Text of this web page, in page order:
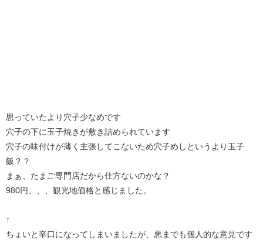
思っていたより穴子少なめです
穴子の下に玉子焼きが敷き詰められています
穴子の味付けが薄く主張してこないため穴子めしというより玉子
飯？？
まぁ、たまご専門店だから仕方ないのかな？
980円、、、観光地価格と感じました。
↑
ちょいと辛口になってしまいましたが、悪までも個人的な意見です